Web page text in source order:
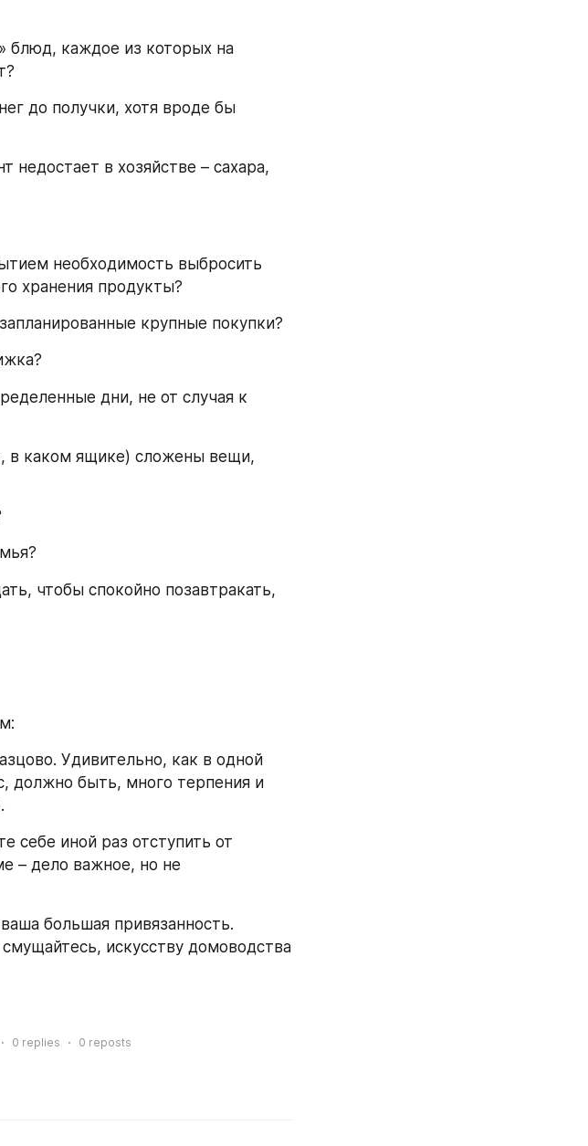
блюд, каждое из которых на
до получки, хотя вроде бы
недостает в хозяйстве – сахара,
необходимость выбросить
хранения продукты?
крупные покупки?
дни, не от случая к
в каком ящике) сложены вещи,
чтобы спокойно позавтракать,
Удивительно, как в одной
должно быть, много терпения и
себе иной раз отступить от
– дело важное, но не
большая привязанность.
искусству домоводства
0 replies 0 reposts